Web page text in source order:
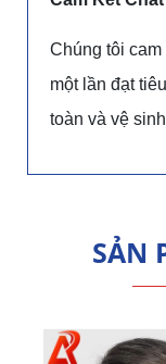
Chúng tôi
một lần đạt
toàn và vệ
SẢN